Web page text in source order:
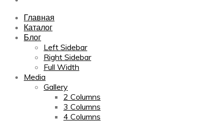
Главная
Каталог
Блог
Left Sidebar
Right Sidebar
Full Width
Media
Gallery
2 Columns
3 Columns
4 Columns